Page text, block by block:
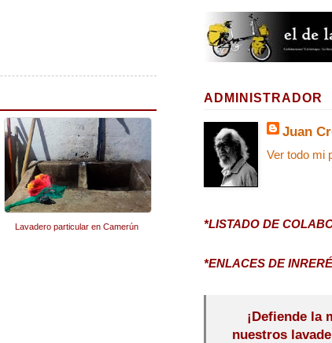
Lavadero particular en Camerún
ADMINISTRADOR
Juan
Ver todo mi
*LISTADO DE
*ENLACES DE
¡Defiende la
nuestros